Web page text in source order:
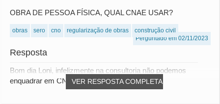
OBRA DE PESSOA FÍSICA, QUAL CNAE USAR?
obras sero cno regularização de obras
construção civil
Perguntado em 02/11/2023
Resposta
VER RESPOSTA COMPLETA
Bom dia Loni, infelizmente na consultoria não podemos
enquadrar em CNAE.